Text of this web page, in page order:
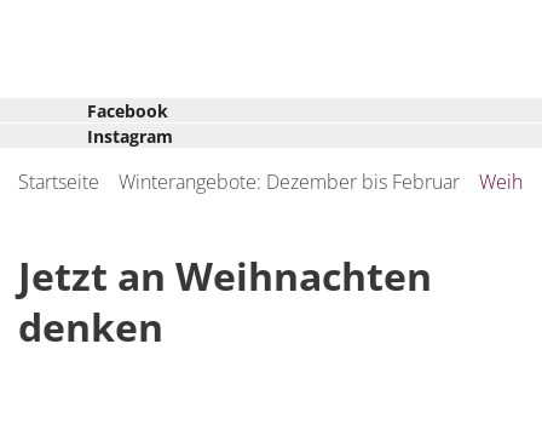
Facebook
Instagram
Startseite Winterangebote: Dezember bis Februar
Jetzt an Weihnachten
denken